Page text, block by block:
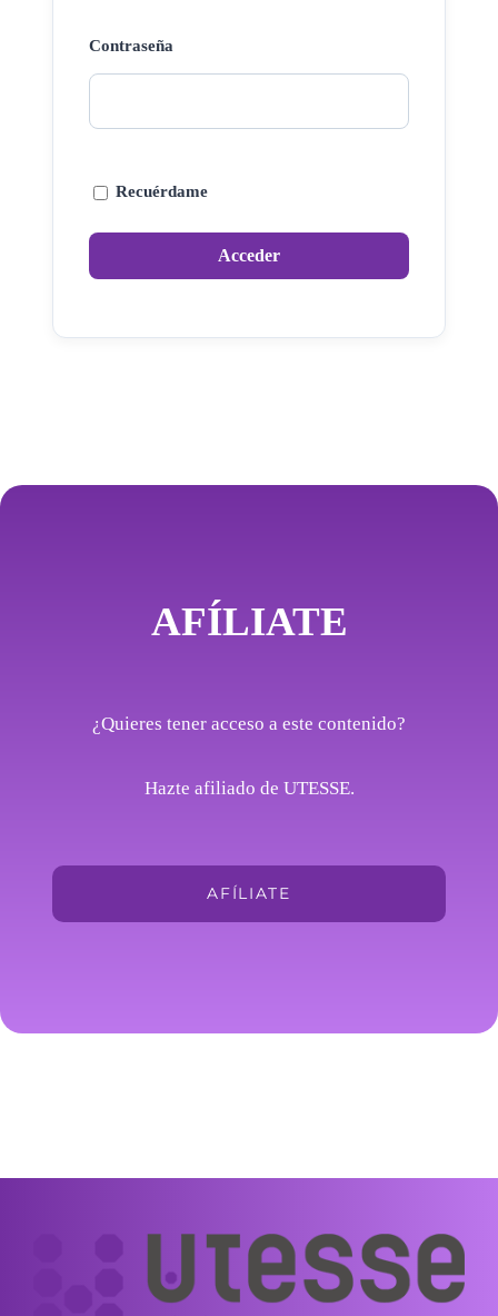
Contraseña
Recuérdame
AFÍLIATE
¿Quieres tener acceso a este contenido?
Hazte afiliado de UTESSE.
AFÍLIATE